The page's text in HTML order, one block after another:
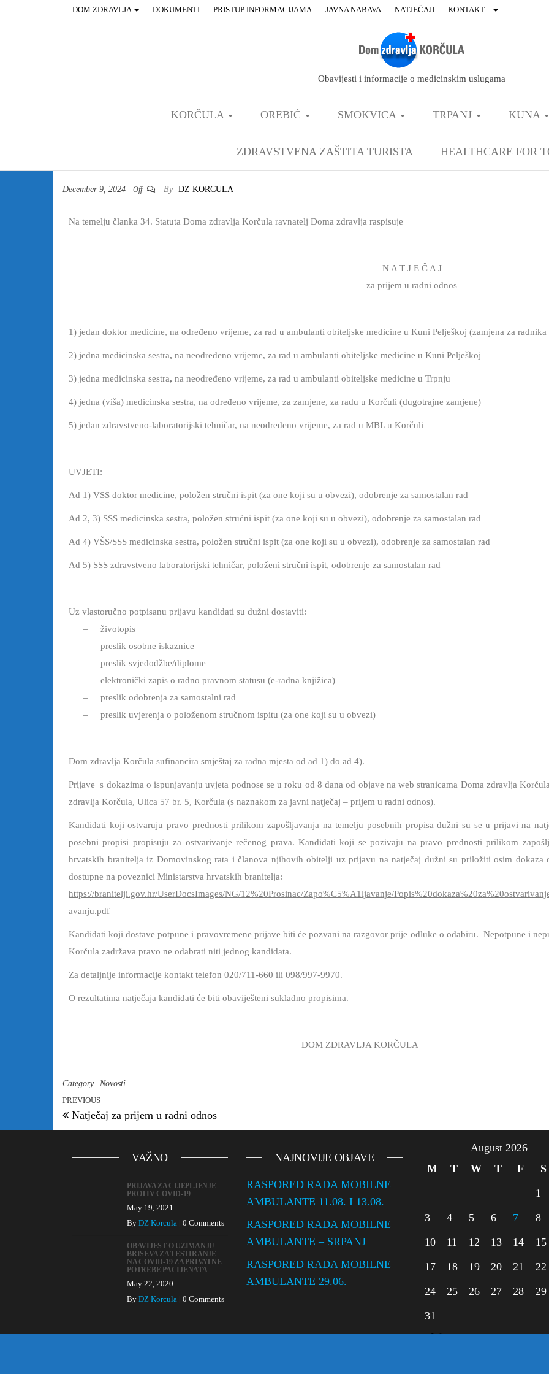
DOM ZDRAVLJA DOKUMENTI PRISTUP INFORMACIJAMA JAVNA NABAVA NATJEČAJI KONTAKT
Obavijesti i informacije o medicinskim uslugama
KORČULA OREBIĆ SMOKVICA TRPANJ KUNA
ZDRAVSTVENA ZAŠTITA TURISTA HEALTHCARE FOR
December 9, 2024 Off By DZ KORCULA
Na temelju članka 34. Statuta Doma zdravlja Korčula ravnatelj Doma zdravlja raspisuje
N A T J E Č A J
za prijem u radni odnos
1) jedan doktor medicine, na određeno vrijeme, za rad u ambulanti obiteljske medicine u Kuni Pelješkoj (zamjena za
2) jedna medicinska sestra, na neodređeno vrijeme, za rad u ambulanti obiteljske medicine u Kuni Pelješkoj
3) jedna medicinska sestra, na neodređeno vrijeme, za rad u ambulanti obiteljske medicine u Trpnju
4) jedna (viša) medicinska sestra, na određeno vrijeme, za zamjene, za radu u Korčuli (dugotrajne zamjene)
5) jedan zdravstveno-laboratorijski tehničar, na neodređeno vrijeme, za rad u MBL u Korčuli
UVJETI:
Ad 1) VSS doktor medicine, položen stručni ispit (za one koji su u obvezi), odobrenje za samostalan rad
Ad 2, 3) SSS medicinska sestra, položen stručni ispit (za one koji su u obvezi), odobrenje za samostalan rad
Ad 4) VŠS/SSS medicinska sestra, položen stručni ispit (za one koji su u obvezi), odobrenje za samostalan rad
Ad 5) SSS zdravstveno laboratorijski tehničar, položeni stručni ispit, odobrenje za samostalan rad
Uz vlastoručno potpisanu prijavu kandidati su dužni dostaviti:
–
životopis
–
preslik osobne iskaznice
–
preslik svjedodžbe/diplome
–
elektronički zapis o radno pravnom statusu (e-radna knjižica)
–
preslik odobrenja za samostalni rad
–
preslik uvjerenja o položenom stručnom ispitu (za one koji su u obvezi)
Dom zdravlja Korčula sufinancira smještaj za radna mjesta od ad 1) do ad 4).
Prijave s dokazima o ispunjavanju uvjeta podnose se u roku od 8 dana od objave na web stranicama Doma zdravlja
zdravlja Korčula, Ulica 57 br. 5, Korčula (s naznakom za javni natječaj – prijem u radni odnos).
Kandidati koji ostvaruju pravo prednosti prilikom zapošljavanja na temelju posebnih propisa dužni su se u prijavi na
posebni propisi propisuju za ostvarivanje rečenog prava. Kandidati koji se pozivaju na pravo prednosti prilikom
hrvatskih branitelja iz Domovinskog rata i članova njihovih obitelji uz prijavu na natječaj dužni su priložiti osim dokaza
dostupne na poveznici Ministarstva hrvatskih branitelja:
https://branitelji.gov.hr/UserDocsImages/NG/12%20Prosinac/Zapo%C5%A1ljavanje/
avanju.pdf
Kandidati koji dostave potpune i pravovremene prijave biti će pozvani na razgovor prije odluke o odabiru.Nepotpune i
Korčula zadržava pravo ne odabrati niti jednog kandidata.
Za detaljnije informacije kontakt telefon 020/711-660 ili 098/997-9970.
O rezultatima natječaja kandidati će biti obaviješteni sukladno propisima.
DOM ZDRAVLJA KORČULA
Category
Novosti
PREVIOUS
Natječaj za prijem u radni odnos
VAŽNO
PRIJAVA ZA CIJEPLJENJE
PROTIV COVID-19
May 19, 2021
By DZ Korcula | 0 Comments
OBAVIJEST O UZIMANJU
BRISEVA ZA TESTIRANJE
NA COVID-19 ZA PRIVATNE
POTREBE PACIJENATA
May 22, 2020
By DZ Korcula | 0 Comments
NAJNOVIJE OBJAVE
RASPORED RADA MOBILNE
AMBULANTE 11.08. I 13.08.
RASPORED RADA MOBILNE
AMBULANTE – SRPANJ
RASPORED RADA MOBILNE
AMBULANTE 29.06.
August 2026
M
T W T F S
1
3
4 5 6 7 8
10
11 12 13 14 15
17
18 19 20 21 22
24
25 26 27 28 29
31
« Jul